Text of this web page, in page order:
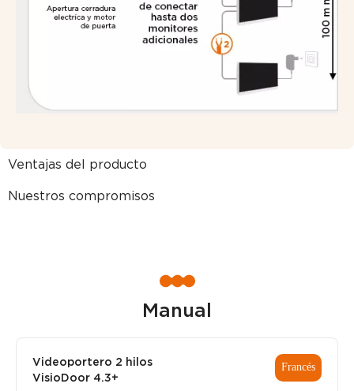
Ventajas del producto
Nuestros compromisos
Manual
Videoportero 2 hilos
VisioDoor 4.3+
Francés